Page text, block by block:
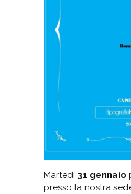
Martedì 31 gennaio
presso la nostra